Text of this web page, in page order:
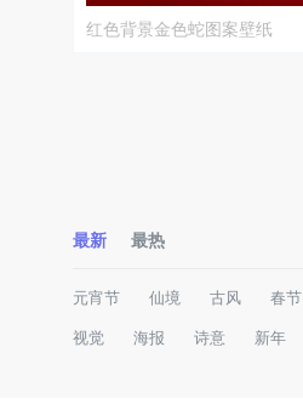
红色背景金色蛇图案壁纸
最新 最热
元宵节 仙境 古风 春节
视觉 海报 诗意 新年